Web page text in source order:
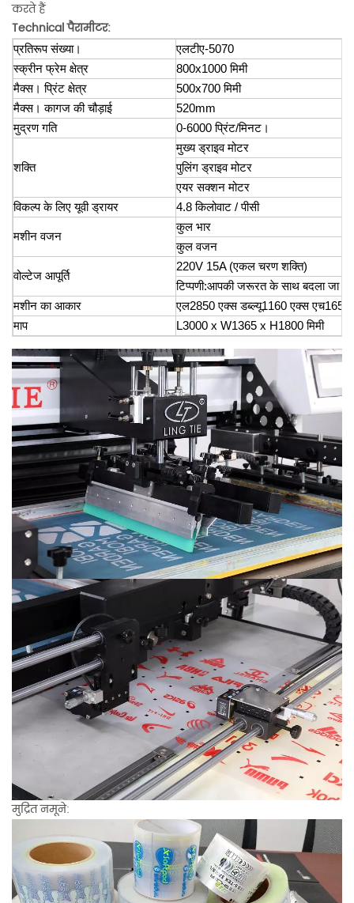
करते हैं
Technicalपैरामीटर:
प्रतिरूप संख्या।
एलटीए-5070
स्क्रीन फ्रेम क्षेत्र
800x1000 मिमी
मैक्स। प्रिंट क्षेत्र
500x700 मिमी
मैक्स। कागज की चौड़ाई
520mm
मुद्रण गति
0-6000 प्रिंट/मिनट।
शक्ति
मुख्य ड्राइव मोटर
पुलिंग ड्राइव मोटर
एयर सक्शन मोटर
विकल्प के लिए यूवी ड्रायर
4.8 किलोवाट / पीसी
मशीन वजन
कुल भार
कुल वजन
वोल्टेज आपूर्ति
220V 15A (एकल चरण शक्ति)
टिप्पणी:आपकी जरूरत के साथ बदला जा
मशीन का आकार
एल2850 एक्स डब्ल्यू1160 एक्स एच1650
माप
L3000 x W1365 x H1800 मिमी
मुद्रित नमूने: